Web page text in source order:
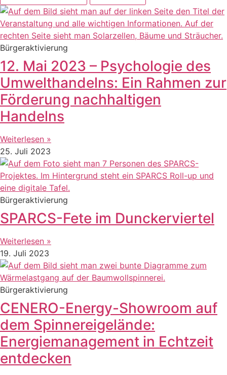
Bürgeraktivierung
12. Mai 2023 – Psychologie des
Umwelthandelns: Ein Rahmen zur
Förderung nachhaltigen
Handelns
Weiterlesen »
25. Juli 2023
Bürgeraktivierung
SPARCS-Fete im Dunckerviertel
Weiterlesen »
19. Juli 2023
Bürgeraktivierung
CENERO-Energy-Showroom auf
dem Spinnereigelände:
Energiemanagement in Echtzeit
entdecken